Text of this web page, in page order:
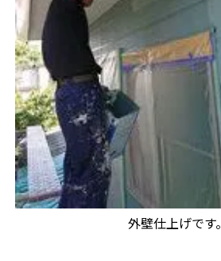
外壁仕上げです。